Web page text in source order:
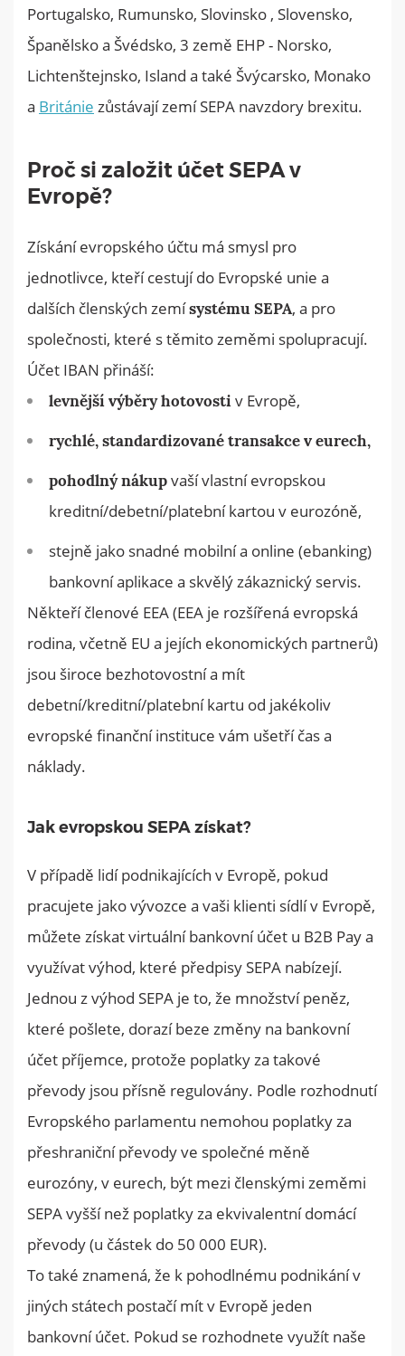
Portugalsko, Rumunsko, Slovinsko , Slovensko,
Španělsko a Švédsko, 3 země EHP - Norsko,
Lichtenštejnsko, Island a také Švýcarsko, Monako
a Británie zůstávají zemí SEPA navzdory brexitu.
Proč si založit účet SEPA v
Evropě?
Získání evropského účtu má smysl pro
jednotlivce, kteří cestují do Evropské unie a
dalších členských zemísystému SEPA, a pro
společnosti, které s těmito zeměmi spolupracují.
Účet IBAN přináší:
levnější výběry hotovostiv Evropě,
rychlé, standardizované transakce v eurech,
pohodlný nákupvaší vlastní evropskou
kreditní/debetní/platební kartou v eurozóně,
stejně jako snadné mobilní a online (ebanking)
bankovní aplikace a skvělý zákaznický servis.
Někteří členové EEA (EEA je rozšířená evropská
rodina, včetně EU a jejích ekonomických partnerů)
jsou široce bezhotovostní a mít
debetní/kreditní/platební kartu od jakékoliv
evropské finanční instituce vám ušetří čas a
náklady.
Jak evropskou SEPA získat?
V případě lidí podnikajících v Evropě, pokud
pracujete jako vývozce a vaši klienti sídlí v Evropě,
můžete získat virtuální bankovní účet u B2B Pay a
využívat výhod, které předpisy SEPA nabízejí.
Jednou z výhod SEPA je to, že množství peněz,
které pošlete, dorazí beze změny na bankovní
účet příjemce, protože poplatky za takové
převody jsou přísně regulovány. Podle rozhodnutí
Evropského parlamentu nemohou poplatky za
přeshraniční převody ve společné měně
eurozóny, v eurech, být mezi členskými zeměmi
SEPA vyšší než poplatky za ekvivalentní domácí
převody (u částek do 50 000 EUR).
To také znamená, že k pohodlnému podnikání v
jiných státech postačí mít v Evropě jeden
bankovní účet. Pokud se rozhodnete využít naše